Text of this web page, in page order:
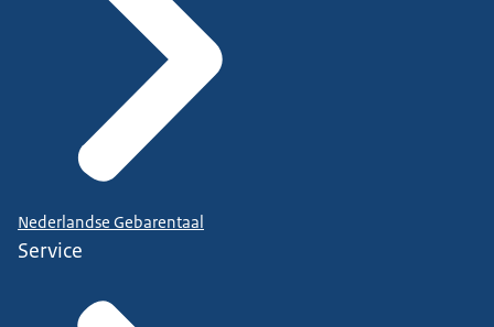
Nederlandse Gebarentaal
Service